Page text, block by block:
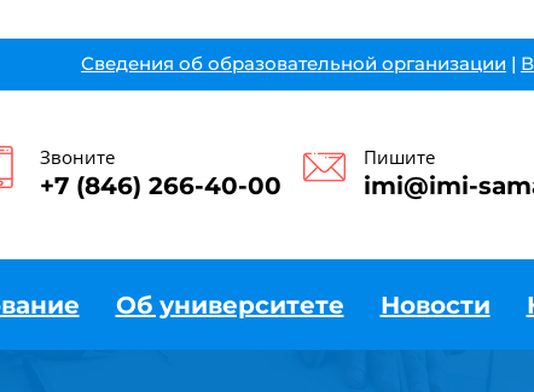
Сведения об образовательной организации |
Звоните
+7 (846) 266-40-00
Пишите
imi@imi-
Об университете Новости